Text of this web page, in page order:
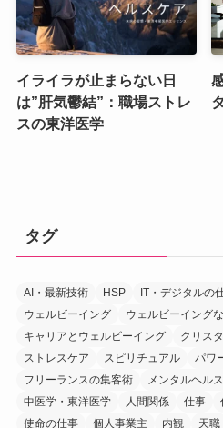
イライラが止まらない日
は”肝気鬱結”：職場ストレ
スの東洋医学
タグ
AI・最新技術 HSP IT・デジタルの
ウェルビーイング
ウェルビーイング
キャリアとウェルビーイング
クリス
ストレスケア
スピリチュアル パワ
フリーランスの集客術
メンタルヘルス
中医学・東洋医学
人間関係 仕事
使命の仕事
個人事業主 内観 天職